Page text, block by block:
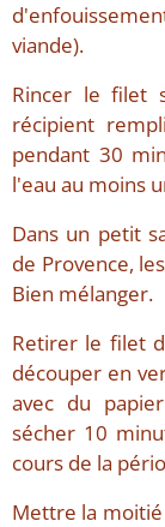
viande).
Rincer le filet
récipient
pendant 30
l'eau au moins
Dans un petit
de Provence,
Bien mélanger.
Retirer le filet
découper en
avec du
sécher 10
cours de la
Mettre la